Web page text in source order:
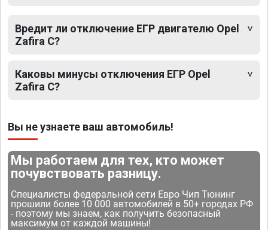
Вредит ли отключение ЕГР двигателю Opel
Zafira C?
Каковы минусы отключения ЕГР Opel
Zafira C?
Вы не узнаете ваш автомобиль!
Мы работаем для тех, кто может
почувствовать разницу.
Специалисты федеральной сети Евро Чип Тюнинг
прошили более 10 000 автомобилей в 50+ городах РФ
- поэтому мы знаем, как получить безопасный
максимум от каждой машины!